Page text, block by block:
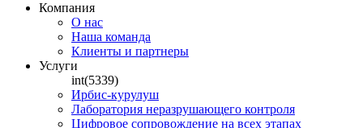
Компания
О нас
Наша команда
Клиенты и партнеры
Услуги
int(5339)
Ирбис-курулуш
Лаборатория неразрушающего контроля
Цифровое сопровождение на всех этапах